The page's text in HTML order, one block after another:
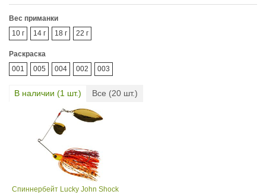
Вес приманки
10 г
14 г 18 г 22 г
Раскраска
001
005 004 002 003
В наличии (1 шт.) Все (20 шт.)
Спиннербейт Lucky John Shock